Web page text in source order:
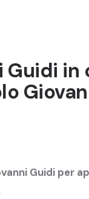
Guidi
Guidi per